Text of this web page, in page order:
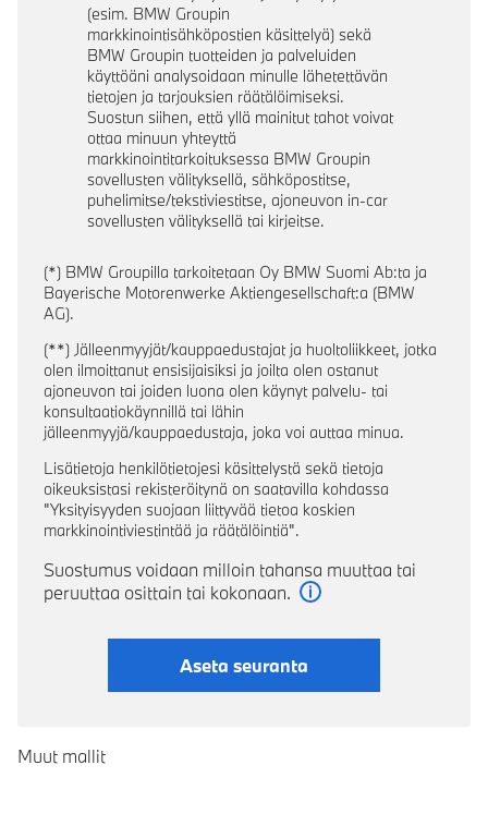
(esim. BMW Groupin
markkinointisähköpostien käsittelyä) sekä
BMW Groupin tuotteiden ja palveluiden
käyttöäni analysoidaan minulle lähetettävän
tietojen ja tarjouksien räätälöimiseksi.
Suostun siihen, että yllä mainitut tahot voivat
ottaa minuun yhteyttä
markkinointitarkoituksessa BMW Groupin
sovellusten välityksellä, sähköpostitse,
puhelimitse/tekstiviestitse, ajoneuvon in-car
sovellusten välityksellä tai kirjeitse.
(*) BMW Groupilla tarkoitetaan Oy BMW Suomi Ab:ta ja
Bayerische Motorenwerke Aktiengesellschaft:a (BMW
AG).
(**) Jälleenmyyjät/kauppaedustajat ja huoltoliikkeet, jotka
olen ilmoittanut ensisijaisiksi ja joilta olen ostanut
ajoneuvon tai joiden luona olen käynyt palvelu- tai
konsultaatiokäynnillä tai lähin
jälleenmyyjä/kauppaedustaja, joka voi auttaa minua.
Lisätietoja henkilötietojesi käsittelystä sekä tietoja
oikeuksistasi rekisteröitynä on saatavilla kohdassa
"Yksityisyyden suojaan liittyvää tietoa koskien
markkinointiviestintää ja räätälöintiä".
Suostumus voidaan milloin tahansa muuttaa tai
peruuttaa osittain tai kokonaan.
Aseta seuranta
Muut mallit